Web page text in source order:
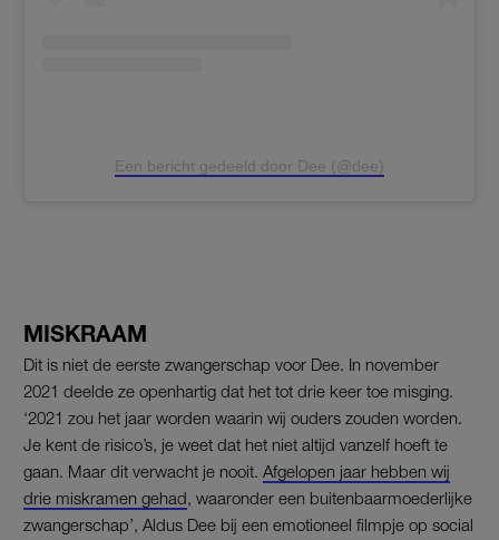
Een bericht gedeeld door Dee (@dee)
MISKRAAM
Dit is niet de eerste zwangerschap voor Dee. In november
2021 deelde ze openhartig dat het tot drie keer toe misging.
‘2021 zou het jaar worden waarin wij ouders zouden worden.
Je kent de risico’s, je weet dat het niet altijd vanzelf hoeft te
gaan. Maar dit verwacht je nooit. Afgelopen jaar hebben wij
drie miskramen gehad, waaronder een buitenbaarmoederlijke
zwangerschap’, Aldus Dee bij een emotioneel filmpje op social